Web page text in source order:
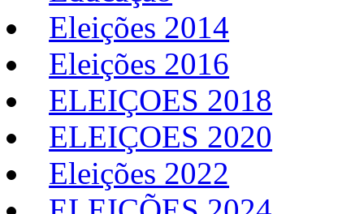
Eleições 2014
Eleições 2016
ELEIÇOES 2018
ELEIÇOES 2020
Eleições 2022